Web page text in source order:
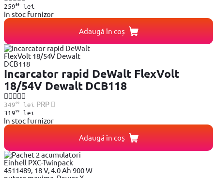
25999lei
In stoc furnizor
Adaugă în coș
Incarcator rapid DeWalt FlexVolt
18/54V Dewalt DCB118
34999lei PRP
31999lei
In stoc furnizor
Adaugă în coș